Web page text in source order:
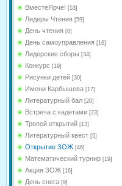
ВместеЯрче! [53]
Лидеры Чтения [59]
День чтения [8]
День самоуправления [16]
Лидерские сборы [34]
Конкурс [19]
Рисунки детей [30]
Имени Карбышева [17]
Литературный бал [20]
Встреча с кадетами [23]
Тропой открытий [13]
Литературный квест [5]
Открытие ЗОЖ [46]
Математический турнир [19]
Акция ЗОЖ [16]
День снега [9]